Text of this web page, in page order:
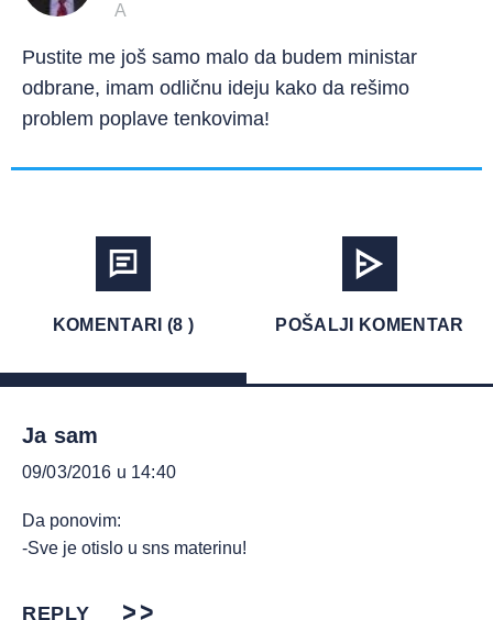
A
Pustite me još samo malo da budem ministar
odbrane, imam odličnu ideju kako da rešimo
problem poplave tenkovima!
KOMENTARI (8 ) POŠALJI KOMENTAR
Ja sam
09/03/2016 u 14:40
Da ponovim:
-Sve je otislo u sns materinu!
REPLY